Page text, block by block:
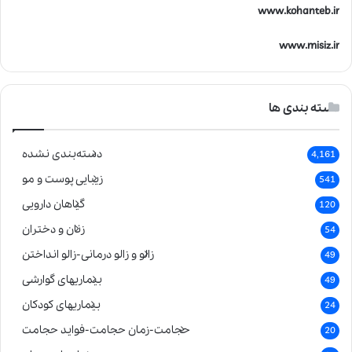
www.kohanteb.ir
www.misiz.ir
دسته بندی ها
دسته‌بندی نشده 4,161
زیبایی پوست و مو 541
گیاهان دارویی 120
زنان و دختران 54
زالو و زالو درمانی-زالو انداختن 49
بیماریهای گوارشی 49
بیماریهای کودکان 24
حجامت-زمان حجامت-فواید حجامت 20